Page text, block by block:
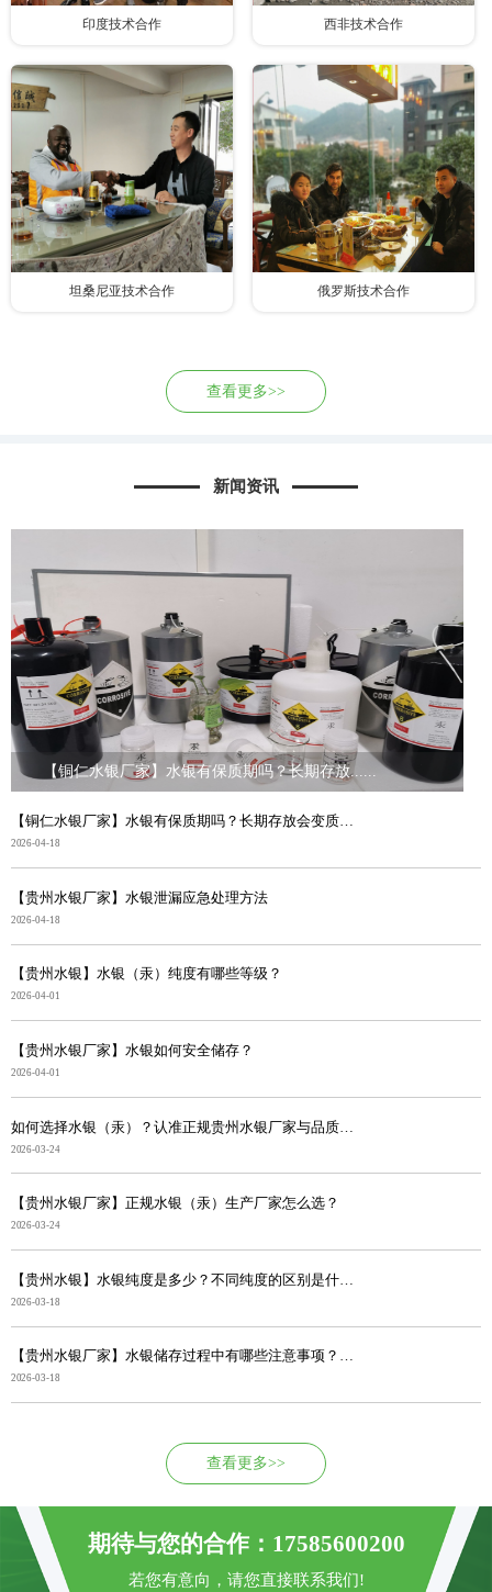
印度技术合作 西非技术合作
坦桑尼亚技术合作 俄罗斯技术合作
查看更多>>
新闻资讯
【铜仁水银厂家】水银有保质期吗？长期存放......
【铜仁水银厂家】水银有保质期吗？长期存放会变质吗？
2026-04-18
【贵州水银厂家】水银泄漏应急处理方法
2026-04-18
【贵州水银】水银（汞）纯度有哪些等级？
2026-04-01
【贵州水银厂家】水银如何安全储存？
2026-04-01
2026-03-24
【贵州水银厂家】正规水银（汞）生产厂家怎么选？
2026-03-24
2026-03-18
【贵州水银厂家】水银储存过程中有哪些注意事项？避免出...
2026-03-18
查看更多>>
期待与您的合作：17585600200
若您有意向，请您直接联系我们!